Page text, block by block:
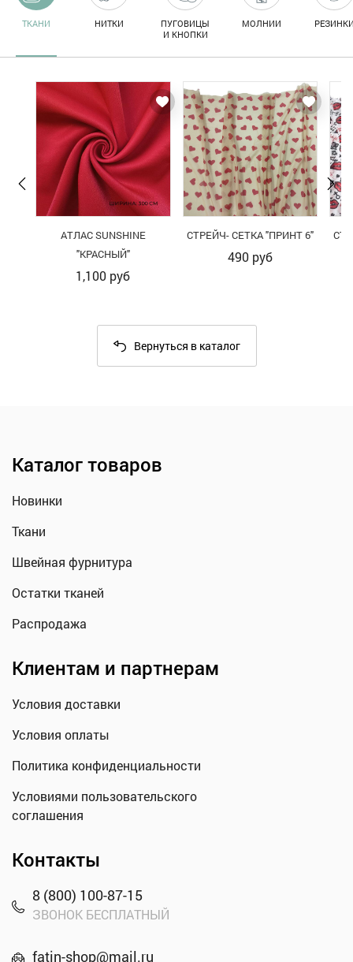
ТКАНИ НИТКИ
ПУГОВИЦЫ
И КНОПКИ
МОЛНИИ
АТЛАС SUNSHINE
"КРАСНЫЙ"
1,100 руб
СТРЕЙЧ- СЕТКА "ПРИНТ 6"
490руб
Вернуться в каталог
Каталог товаров
Новинки
Ткани
Швейная фурнитура
Остатки тканей
Распродажа
Клиентам и партнерам
Условия доставки
Условия оплаты
Политика конфиденциальности
Условиями пользовательского
соглашения
Контакты
8 (800) 100-87-15
ЗВОНОК БЕСПЛАТНЫЙ
fatin-shop@mail.ru